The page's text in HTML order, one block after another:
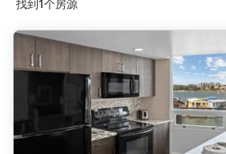
找到1个房源
推荐
日期: 最新日期在前
日期: 过往日期在前
价格 - $$$ 到 $